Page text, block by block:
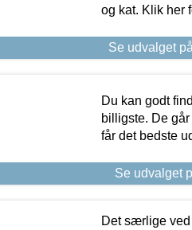
og kat. Klik her
Se udvalget
Du kan godt
billigste. De
får det bedste
Se udvalget
Det særlige ved